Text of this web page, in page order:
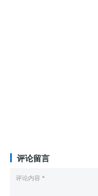
评论留言